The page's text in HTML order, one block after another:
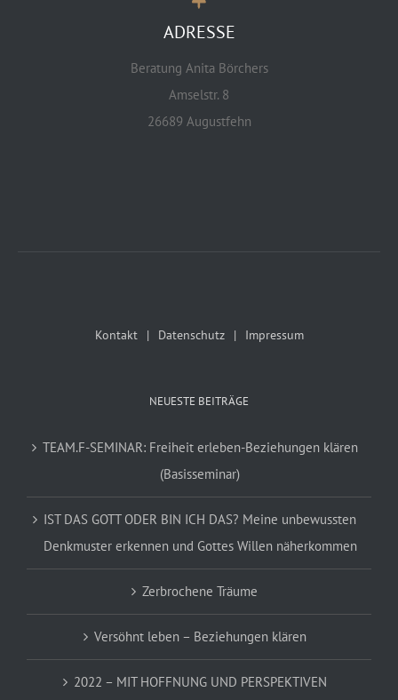
ADRESSE
Beratung Anita Börchers
Amselstr. 8
26689 Augustfehn
Kontakt Datenschutz Impressum
NEUESTE BEITRÄGE
TEAM.F-SEMINAR: Freiheit erleben-Beziehungen klären
(Basisseminar)
IST DAS GOTT ODER BIN ICH DAS? Meine unbewussten
Denkmuster erkennen und Gottes Willen näherkommen
Zerbrochene Träume
Versöhnt leben – Beziehungen klären
2022 – MIT HOFFNUNG UND PERSPEKTIVEN